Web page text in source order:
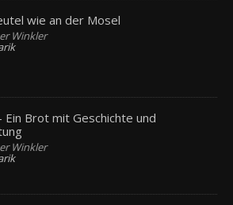
wie an der Mosel
Winkler
Ein Brot mit Geschichte und
Winkler